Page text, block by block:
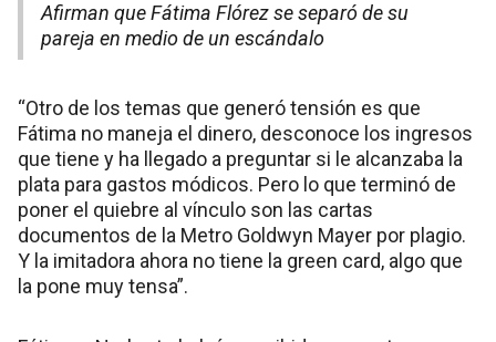
Afirman que Fátima Flórez se separó de su
pareja en medio de un escándalo
“Otro de los temas que generó tensión es que
Fátima no maneja el dinero, desconoce los ingresos
que tiene y ha llegado a preguntar si le alcanzaba la
plata para gastos módicos. Pero lo que terminó de
poner el quiebre al vínculo son las cartas
documentos de la Metro Goldwyn Mayer por plagio.
Y la imitadora ahora no tiene la green card, algo que
la pone muy tensa”.